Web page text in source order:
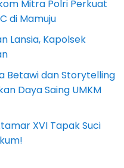
Mitra Polri Perkuat
di Mamuju
Lansia, Kapolsek
Betawi dan Storytelling
Daya Saing UMKM
XVI Tapak Suci